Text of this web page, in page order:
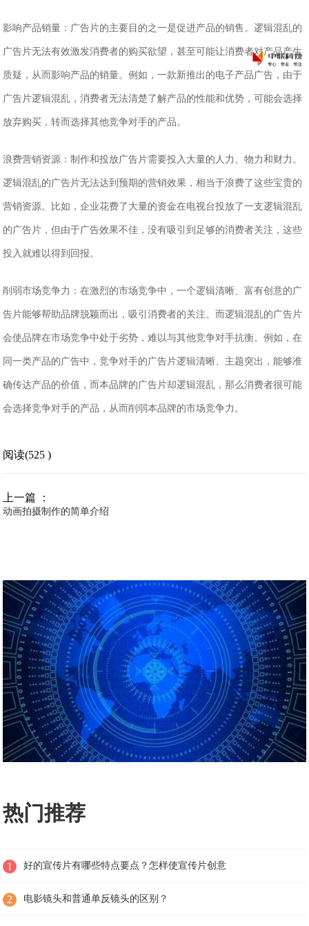
‌影响产品销量‌：广告片的主要目的之一是促进产品的销售。逻辑混乱的
广告片无法有效激发消费者的购买欲望，甚至可能让消费者对产品产生
质疑，从而影响产品的销量。例如，一款新推出的电子产品广告，由于
广告片逻辑混乱，消费者无法清楚了解产品的性能和优势，可能会选择
放弃购买，转而选择其他竞争对手的产品。
‌浪费营销资源‌：制作和投放广告片需要投入大量的人力、物力和财力。
逻辑混乱的广告片无法达到预期的营销效果，相当于浪费了这些宝贵的
营销资源。比如，企业花费了大量的资金在电视台投放了一支逻辑混乱
的广告片，但由于广告效果不佳，没有吸引到足够的消费者关注，这些
投入就难以得到回报。
‌削弱市场竞争力‌：在激烈的市场竞争中，一个逻辑清晰、富有创意的广
告片能够帮助品牌脱颖而出，吸引消费者的关注。而逻辑混乱的广告片
会使品牌在市场竞争中处于劣势，难以与其他竞争对手抗衡。例如，在
同一类产品的广告中，竞争对手的广告片逻辑清晰、主题突出，能够准
确传达产品的价值，而本品牌的广告片却逻辑混乱，那么消费者很可能
会选择竞争对手的产品，从而削弱本品牌的市场竞争力。
阅读(525 )
上一篇 ：
动画拍摄制作的简单介绍
热门推荐
1 好的宣传片有哪些特点要点？怎样使宣传片创意
2 电影镜头和普通单反镜头的区别？